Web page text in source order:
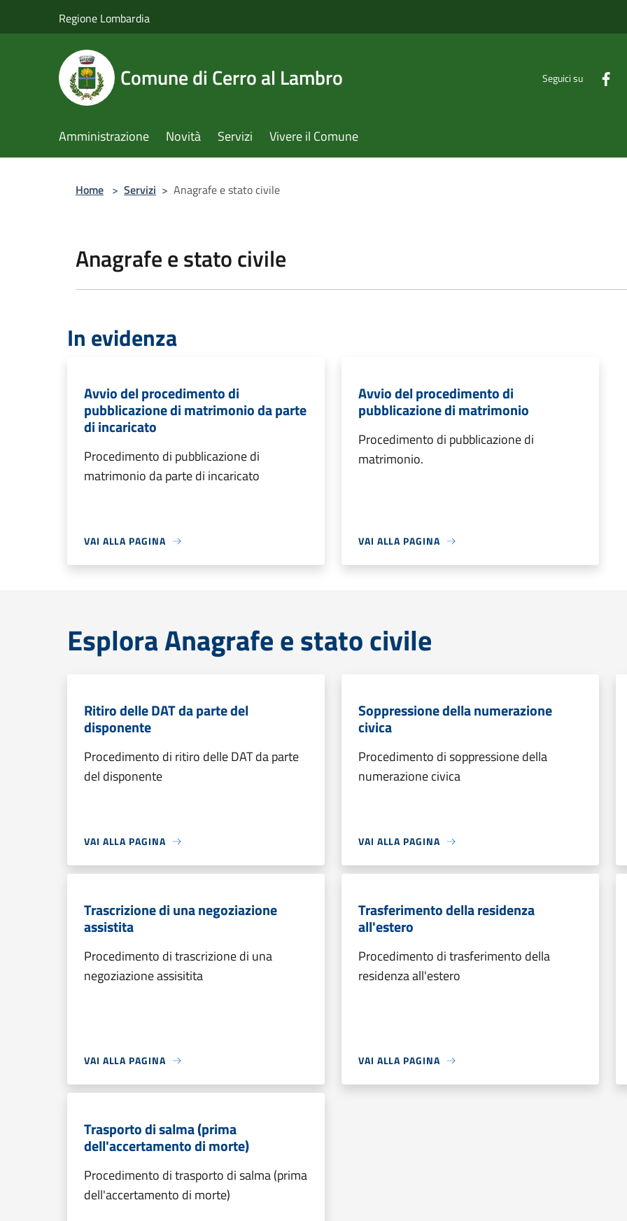
Regione Lombardia
Comune di Cerro al Lambro Seguici su
Amministrazione Novità Servizi Vivere il Comune
Home > Servizi > Anagrafe e stato civile
Anagrafe e stato civile
In evidenza
Avvio del procedimento di
pubblicazione di matrimonio da parte
di incaricato
Procedimento di pubblicazione di
matrimonio da parte di incaricato
VAI ALLA PAGINA
Avvio del procedimento di
pubblicazione di matrimonio
Procedimento di pubblicazione di
matrimonio.
VAI ALLA PAGINA
Esplora Anagrafe e stato civile
Ritiro delle DAT da parte del
disponente
Procedimento di ritiro delle DAT da parte
del disponente
VAI ALLA PAGINA
Soppressione della numerazione
civica
Procedimento di soppressione della
numerazione civica
VAI ALLA PAGINA
Trascrizione di una negoziazione
assistita
Procedimento di trascrizione di una
negoziazione assisitita
VAI ALLA PAGINA
Trasferimento della residenza
all'estero
Procedimento di trasferimento della
residenza all'estero
VAI ALLA PAGINA
Trasporto di salma (prima
dell'accertamento di morte)
Procedimento di trasporto di salma (prima
dell'accertamento di morte)